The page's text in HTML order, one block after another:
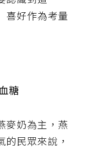
喜好作為考量
糖
麥奶為主，燕
民眾來說，